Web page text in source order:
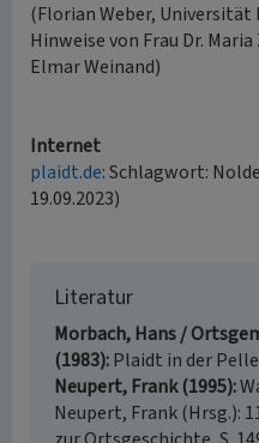
(Florian Weber,
Hinweise von Frau Dr.
Elmar Weinand)
Internet
plaidt.de: Schlagwort:
19.09.2023)
Literatur
Morbach, Hans /
(1983) Plaidt in der
Neupert, Frank (1995)
Neupert, Frank (Hrsg.):